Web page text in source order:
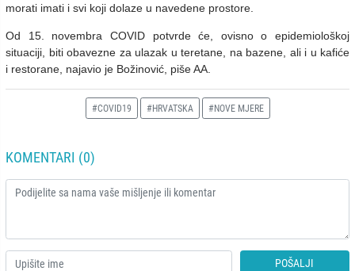
morati imati i svi koji dolaze u navedene prostore.
Od 15. novembra COVID potvrde će, ovisno o epidemiološkoj
situaciji, biti obavezne za ulazak u teretane, na bazene, ali i u kafiće
i restorane, najavio je Božinović, piše AA.
#COVID19 #HRVATSKA #NOVE MJERE
KOMENTARI (0)
POŠALJI